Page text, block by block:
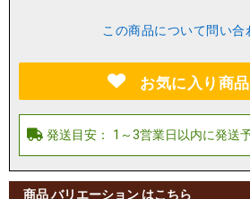
この商品について問い合
お気に入り商
商品 バリエーション はこちら